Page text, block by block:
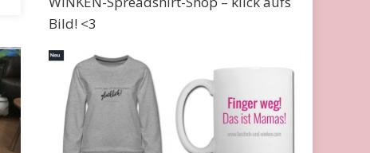
Bild! <3